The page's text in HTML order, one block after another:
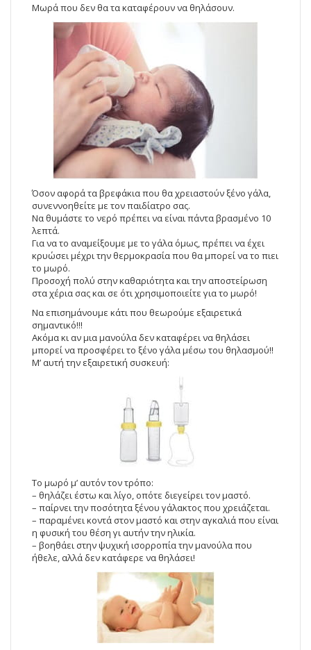
Μωρά που δεν θα τα καταφέρουν να θηλάσουν.
Όσον αφορά τα βρεφάκια που θα χρειαστούν ξένο γάλα,
συνεννοηθείτε με τον παιδίατρο σας.
Να θυμάστε το νερό πρέπει να είναι πάντα βρασμένο 10
λεπτά.
Για να το αναμείξουμε με το γάλα όμως, πρέπει να έχει
κρυώσει μέχρι την θερμοκρασία που θα μπορεί να το πιει
το μωρό.
Προσοχή πολύ στην καθαριότητα και την αποστείρωση
στα χέρια σας και σε ότι χρησιμοποιείτε για το μωρό!
Να επισημάνουμε κάτι που θεωρούμε εξαιρετικά
σημαντικό!!!
Ακόμα κι αν μια μανούλα δεν καταφέρει να θηλάσει
μπορεί να προσφέρει το ξένο γάλα μέσω του θηλασμού!!
Μ’ αυτή την εξαιρετική συσκευή:
Το μωρό μ’ αυτόν τον τρόπο:
– θηλάζει έστω και λίγο, οπότε διεγείρει τον μαστό.
– παίρνει την ποσότητα ξένου γάλακτος που χρειάζεται.
– παραμένει κοντά στον μαστό και στην αγκαλιά που είναι
η φυσική του θέση γι αυτήν την ηλικία.
– βοηθάει στην ψυχική ισορροπία την μανούλα που
ήθελε, αλλά δεν κατάφερε να θηλάσει!